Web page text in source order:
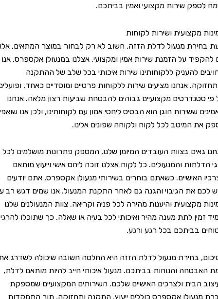
שירות מקצועי ואמין בביתכם.
ושירות לקוחות
מנעול לדלת הזזה, חשוב לא רק לבחור במוצר המתאים, אלא
על הזמנת שירות אמין ומקצועי. אצלנו במנעולן אקספרס, אנו
להעניק ללקוחותינו שירות איכותי בכל שלב של ההתקנה
אנחנו מציעים שירות ללקוחות פרטיים ומוסדיים כאחד, ופועלים
מקצועיים גבוהים להבטחת שביעות רצון מלאה. אנחנו
ששירות הוגן הוא הבסיס ליחסי אמון עם לקוחותינו, ולכן אנו שואפים
המיטב לכל לקוח ולקוחה שפונים אלינו.
בצוות העובדים המיומן שלנו, המספק פתרונות מושלמים לכל
והמנעולים. כל לקוח אצלנו זוכה ליחס אישי וייעוץ מותאם
כשאתם בוחרים בשירותי מנעולן אקספרס, אתם יודעים
את הגיבוי והגנה גם לאחר התקנת המנעול. אנו שמים דגש רב על
והיענות מהירה לכל פניה וקריאה. צוות המנעולנים שלנו
לתת מענה מהיר ואיכותי לכל בעיה או שאלה, כך שתוכלו להרגיש
בביתכם בכל רגע ורגע.
בחירת מנעול לדלת הזזה היא החלטה חשובה שיכולה לשדרג את
והנוחות בביתכם. מנעול איכותי חייב להיות מותאם לדלת,
הבית ולצרכים האישיים שלכם. השירותים המקצועיים שמספקת
אקספרס כוללים ייעוץ, התקנה ותחזוקה, תוך התמקדות